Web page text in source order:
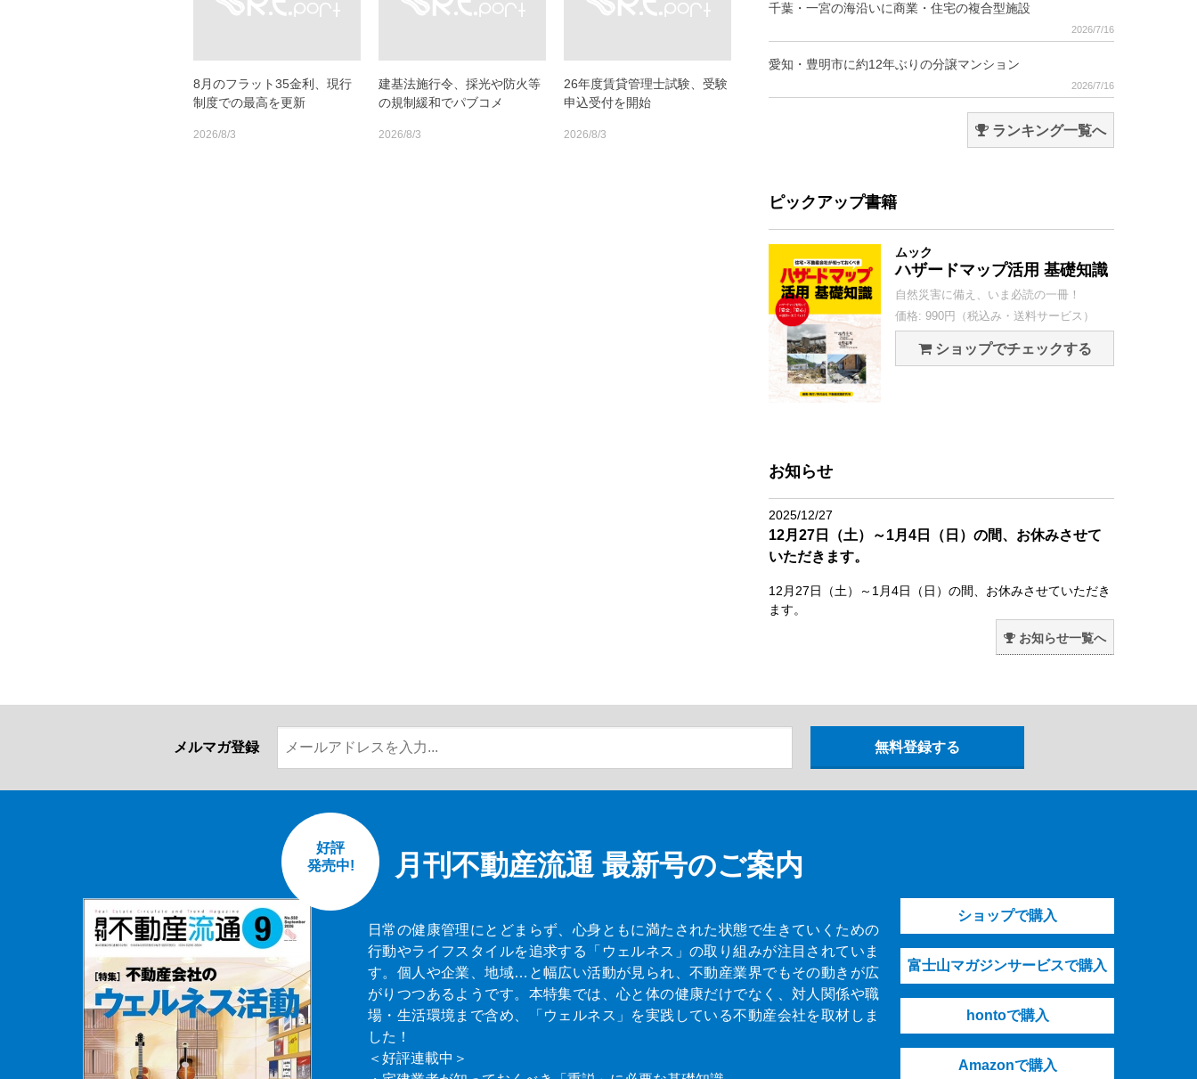
8月のフラット35金利、現行
制度での最高を更新
2026/8/3
建基法施行令、採光や防火等
の規制緩和でパブコメ
2026/8/3
26年度賃貸管理士試験、受験
申込受付を開始
2026/8/3
千葉・一宮の海沿いに商業・住宅の複合型施設
2026/7/16
愛知・豊明市に約12年ぶりの分譲マンション
2026/7/16
ランキング一覧へ
ピックアップ書籍
ムック
ハザードマップ活用 基礎知識
自然災害に備え、いま必読の一冊！
価格: 990円（税込み・送料サービス）
ショップでチェックする
お知らせ
2025/12/27
12月27日（土）～1月4日（日）の間、お休みさせて
いただきます。
12月27日（土）～1月4日（日）の間、お休みさせていただき
ます。
お知らせ一覧へ
メルマガ登録
月刊不動産流通 最新号のご案内
好評
発売中!
日常の健康管理にとどまらず、心身ともに満たされた状態で生きていくための
行動やライフスタイルを追求する「ウェルネス」の取り組みが注目されていま
す。個人や企業、地域…と幅広い活動が見られ、不動産業界でもその動きが広
がりつつあるようです。本特集では、心と体の健康だけでなく、対人関係や職
場・生活環境まで含め、「ウェルネス」を実践している不動産会社を取材しま
した！
＜好評連載中＞
ショップで購入
富士山マガジンサービスで購入
hontoで購入
Amazonで購入